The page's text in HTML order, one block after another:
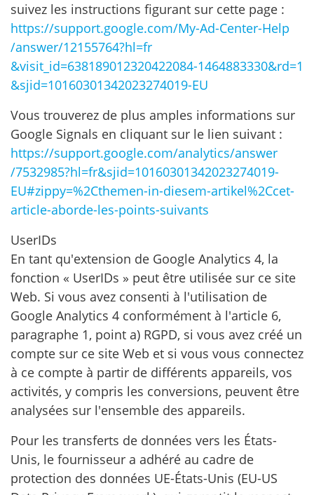
suivez les instructions figurant sur cette page :
https://support.google.com/My-Ad-Center-Help
/answer/12155764?hl=fr
&visit_id=638189012320422084-1464883330&rd=1
&sjid=10160301342023274019-EU
Vous trouverez de plus amples informations sur
Google Signals en cliquant sur le lien suivant :
https://support.google.com/analytics/answer
/7532985?hl=fr&sjid=10160301342023274019-
EU#zippy=%2Cthemen-in-diesem-artikel%2Ccet-
article-aborde-les-points-suivants
UserIDs
En tant qu'extension de Google Analytics 4, la
fonction « UserIDs » peut être utilisée sur ce site
Web. Si vous avez consenti à l'utilisation de
Google Analytics 4 conformément à l'article 6,
paragraphe 1, point a) RGPD, si vous avez créé un
compte sur ce site Web et si vous vous connectez
à ce compte à partir de différents appareils, vos
activités, y compris les conversions, peuvent être
analysées sur l'ensemble des appareils.
Pour les transferts de données vers les États-
Unis, le fournisseur a adhéré au cadre de
protection des données UE-États-Unis (EU-US